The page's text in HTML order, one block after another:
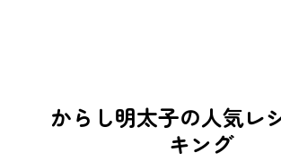
からし明太子の人気レ
キング